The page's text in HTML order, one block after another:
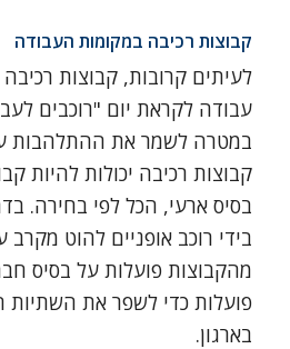
קבוצות רכיבה במקומות העבודה
לעיתים קרובות, קבוצות
עבודה לקראת יום "רוכבים
במטרה לשמר את ההתלהבות
קבוצות רכיבה יכולות להיות
בסיס ארעי, הכל לפי בחירה.
בידי רוכב אופניים להוט
מהקבוצות פועלות על בסיס
פועלות כדי לשפר את השתיות
בארגון.